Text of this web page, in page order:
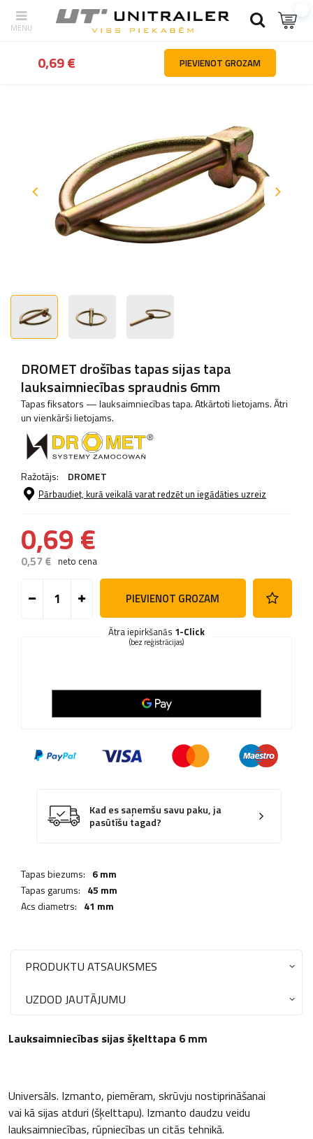
Atpakaļ Mājas Automašīnu daļas un piederumi
DROMET drošības tapas sijas tapa
lauksaimniecības spraudnis 6mm
Tapas fiksators — lauksaimniecības tapa. Atkārtoti lietojams. Ātri
un vienkārši lietojams.
Ražotājs: DROMET
Pārbaudiet, kurā veikalā varat redzēt un iegādāties uzreiz
0,69 €
0,57 € neto cena
PIEVIENOT GROZAM
Ātra iepirkšanās 1-Click
(bez reģistrācijas)
Kad es saņemšu savu paku, ja
pasūtīšu tagad?
Tapas biezums: 6 mm
Tapas garums: 45 mm
Acs diametrs: 41 mm
0,69 € PIEVIENOT GROZAM
PRODUKTU ATSAUKSMES
UZDOD JAUTĀJUMU
Lauksaimniecības sijas šķelttapa 6 mm
Universāls. Izmanto, piemēram, skrūvju nostiprināšanai
vai kā sijas atduri (šķelttapu). Izmanto daudzu veidu
lauksaimniecības, rūpniecības un citās tehnikā.